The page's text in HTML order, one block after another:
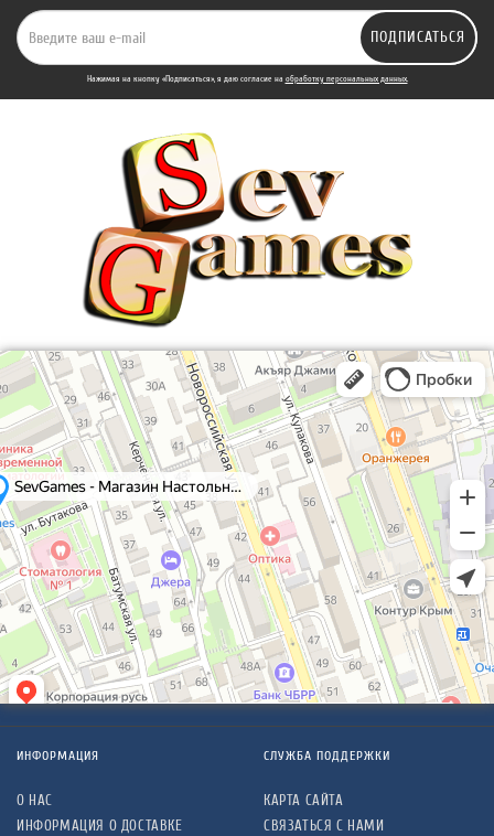
ПОДПИСАТЬСЯ
Нажимая на кнопку «Подписаться», я даю cогласие на обработку персональных данных.
ИНФОРМАЦИЯ
О НАС
ИНФОРМАЦИЯ О ДОСТАВКЕ
СЛУЖБА ПОДДЕРЖКИ
КАРТА САЙТА
СВЯЗАТЬСЯ С НАМИ